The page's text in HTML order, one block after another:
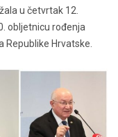
u četvrtak 12.
obljetnicu rođenja
Hrvatske.